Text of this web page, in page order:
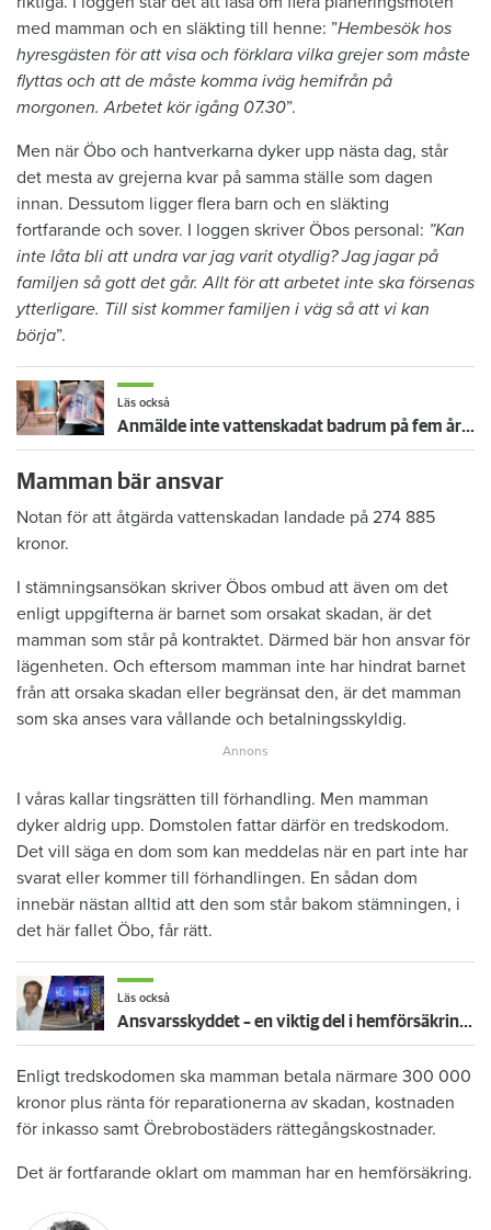
med mamman och en släkting till henne: ”Hembesök hos
hyresgästen för att visa och förklara vilka grejer som måste
flyttas och att de måste komma iväg hemifrån på
morgonen. Arbetet kör igång 07.30”.
Men när Öbo och hantverkarna dyker upp nästa dag, står
det mesta av grejerna kvar på samma ställe som dagen
innan. Dessutom ligger flera barn och en släkting
fortfarande och sover. I loggen skriver Öbos personal: ”Kan
inte låta bli att undra var jag varit otydlig? Jag jagar på
familjen så gott det går. Allt för att arbetet inte ska försenas
ytterligare. Till sist kommer familjen i väg så att vi kan
börja”.
Läs också
Anmälde inte vattenskadat badrum på fem år – krävs på 125 000 kronor
Mamman bär ansvar
Notan för att åtgärda vattenskadan landade på 274 885
kronor.
I stämningsansökan skriver Öbos ombud att även om det
enligt uppgifterna är barnet som orsakat skadan, är det
mamman som står på kontraktet. Därmed bär hon ansvar för
lägenheten. Och eftersom mamman inte har hindrat barnet
från att orsaka skadan eller begränsat den, är det mamman
som ska anses vara vållande och betalningsskyldig.
I våras kallar tingsrätten till förhandling. Men mamman
dyker aldrig upp. Domstolen fattar därför en tredskodom.
Det vill säga en dom som kan meddelas när en part inte har
svarat eller kommer till förhandlingen. En sådan dom
innebär nästan alltid att den som står bakom stämningen, i
det här fallet Öbo, får rätt.
Läs också
Ansvarsskyddet – en viktig del i hemförsäkringen
Enligt tredskodomen ska mamman betala närmare 300 000
kronor plus ränta för reparationerna av skadan, kostnaden
för inkasso samt Örebrobostäders rättegångskostnader.
Det är fortfarande oklart om mamman har en hemförsäkring.